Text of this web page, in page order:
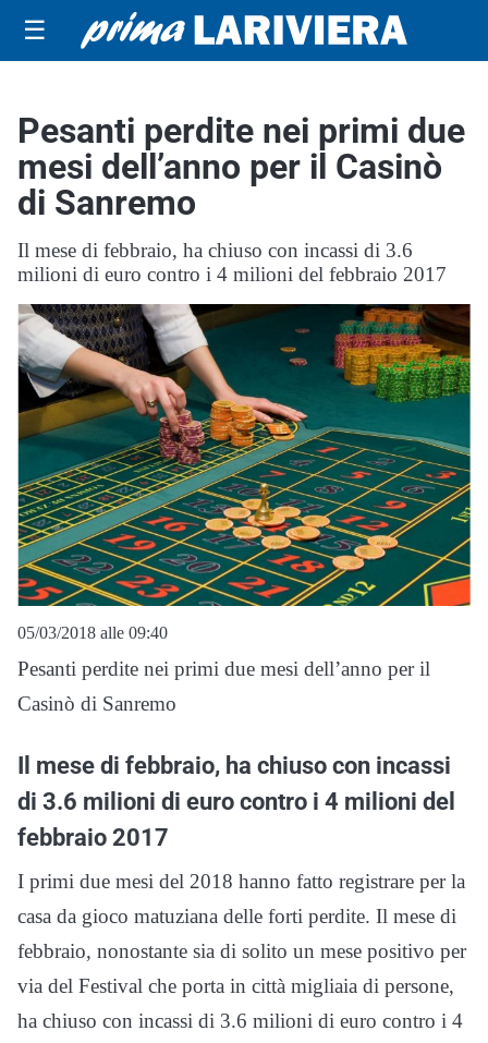
☰
Pesanti perdite nei primi due
mesi dell’anno per il Casinò
di Sanremo
Il mese di febbraio, ha chiuso con incassi di 3.6
milioni di euro contro i 4 milioni del febbraio 2017
05/03/2018 alle 09:40
Pesanti perdite nei primi due mesi dell’anno per il
Casinò di Sanremo
Il mese di febbraio, ha chiuso con incassi
di 3.6 milioni di euro contro i 4 milioni del
febbraio 2017
I primi due mesi del 2018 hanno fatto registrare per la
casa da gioco matuziana delle forti perdite. Il mese di
febbraio, nonostante sia di solito un mese positivo per
via del Festival che porta in città migliaia di persone,
ha chiuso con incassi di 3.6 milioni di euro contro i 4